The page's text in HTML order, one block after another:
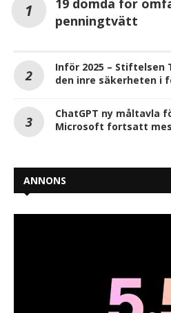
19 dömda för
penningtvätt
Inför 2025 –
den inre säkerheten i
ChatGPT ny måltavla
Microsoft fortsatt
ANNONS